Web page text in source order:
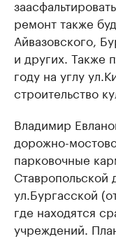
ремонт также
Айвазовского,
и других. Также
году на углу
строительство
Владимир
дорожно-
парковочные
Ставропольской
ул.Бургасской
где находятся
учреждений.